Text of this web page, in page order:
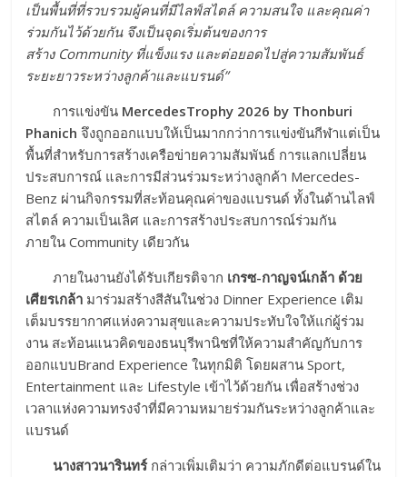
เป็นพื้นที่ที่รวบรวมผู้คนที่มีไลฟ์สไตล์ ความสนใจ และคุณค่า
ร่วมกันไว้ด้วยกัน จึงเป็นจุดเริ่มต้นของการ
สร้าง Community ที่แข็งแรง และต่อยอดไปสู่ความสัมพันธ์
ระยะยาวระหว่างลูกค้าและแบรนด์”
การแข่งขัน MercedesTrophy 2026 by Thonburi
Phanich จึงถูกออกแบบให้เป็นมากกว่าการแข่งขันกีฬาแต่เป็น
พื้นที่สำหรับการสร้างเครือข่ายความสัมพันธ์ การแลกเปลี่ยน
ประสบการณ์ และการมีส่วนร่วมระหว่างลูกค้า Mercedes-
Benz ผ่านกิจกรรมที่สะท้อนคุณค่าของแบรนด์ ทั้งในด้านไลฟ์
สไตล์ ความเป็นเลิศ และการสร้างประสบการณ์ร่วมกัน
ภายใน Community เดียวกัน
ภายในงานยังได้รับเกียรติจาก เกรซ-กาญจน์เกล้า ด้วย
เศียรเกล้า มาร่วมสร้างสีสันในช่วง Dinner Experience เติม
เต็มบรรยากาศแห่งความสุขและความประทับใจให้แก่ผู้ร่วม
งาน สะท้อนแนวคิดของธนบุรีพานิชที่ให้ความสำคัญกับการ
ออกแบบBrand Experience ในทุกมิติ โดยผสาน Sport,
Entertainment และ Lifestyle เข้าไว้ด้วยกัน เพื่อสร้างช่วง
เวลาแห่งความทรงจำที่มีความหมายร่วมกันระหว่างลูกค้าและ
แบรนด์
นางสาวนารินทร์กล่าวเพิ่มเติมว่า ความภักดีต่อแบรนด์ใน